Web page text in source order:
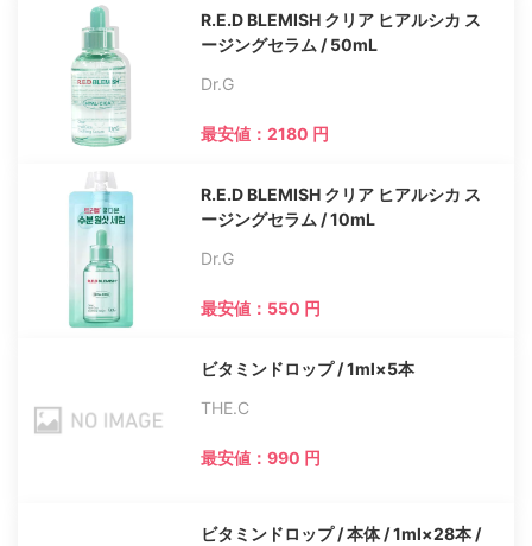
R.E.D BLEMISH クリア ヒアルシカ ス
ージングセラム / 50mL
Dr.G
最安値：2180 円
R.E.D BLEMISH クリア ヒアルシカ ス
ージングセラム / 10mL
Dr.G
最安値：550 円
ビタミンドロップ / 1ml×5本
THE.C
最安値：990 円
ビタミンドロップ / 本体 / 1ml×28本 /